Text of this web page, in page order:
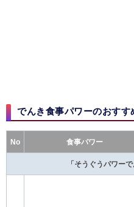
でんき食事パワーのおすす
No 食事パワー
「そうぐうパワー